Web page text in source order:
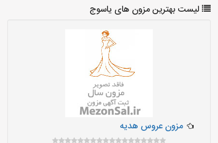
لیست بهترین مزون های یاسوج
مزون عروس هدیه